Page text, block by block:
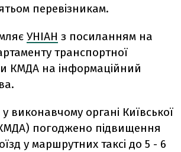
перевiзникам.
УНІАН з посиланням на
транспортної
КМДА на інформаційний
виконавчому органі Київської
погоджено підвищення
у маршрутних таксi до 5 - 6